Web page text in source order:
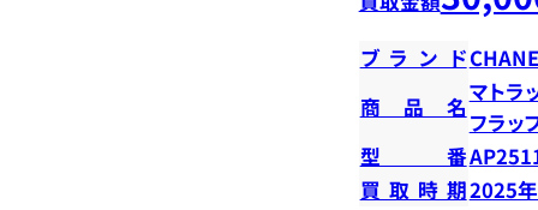
ブランド
商品名
マトラ
フラッ
型番
買取時期2025